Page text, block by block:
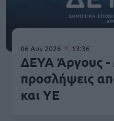
06 Αυγ 2026 13:36
ΔΕΥΑ Άργους
προσλήψεις
και ΥΕ